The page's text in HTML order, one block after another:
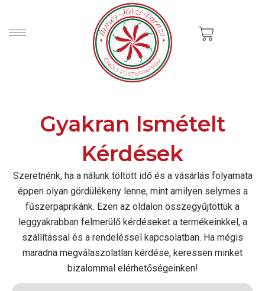
content
Cart
Gyakran Ismételt
Kérdések
Szeretnénk, ha a nálunk töltött idő és a vásárlás folyamata
éppen olyan gördülékeny lenne, mint amilyen selymes a
fűszerpaprikánk. Ezen az oldalon összegyűjtöttük a
leggyakrabban felmerülő kérdéseket a termékeinkkel, a
szállítással és a rendeléssel kapcsolatban. Ha mégis
maradna megválaszolatlan kérdése, keressen minket
bizalommal elérhetőségeinken!